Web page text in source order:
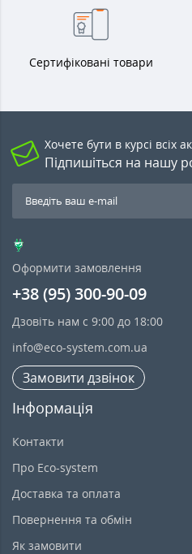
Сертифіковані товари
Хочете бути в курсі всіх
Підпишіться на нашу
Оформити замовлення
+38 (95) 300-90-09
Дзовіть нам с 9:00 до 18:00
info@eco-system.com.ua
Замовити дзвінок
Інформація
Контакти
Про Eco-system
Доставка та оплата
Повернення та обмін
Як замовити